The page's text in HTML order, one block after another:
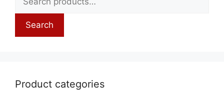
Search
Product categories